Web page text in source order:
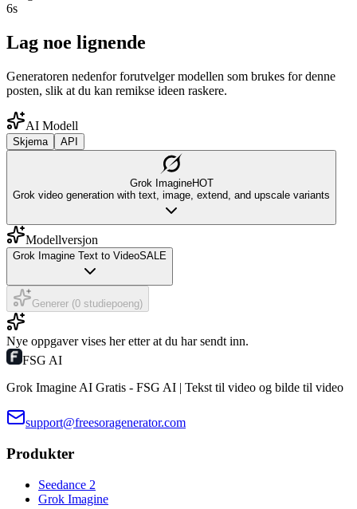
6s
Lag noe lignende
Generatoren nedenfor forutvelger modellen som brukes for denne
posten, slik at du kan remikse ideen raskere.
AI Modell
Skjema API
Grok ImagineHOT
Grok video generation with text, image, extend, and upscale variants
Modellversjon
Grok Imagine Text to VideoSALE
Generer (0 studiepoeng)
Nye oppgaver vises her etter at du har sendt inn.
FSG AI
Grok Imagine AI Gratis - FSG AI | Tekst til video og bilde til video
support@freesoragenerator.com
Produkter
Seedance 2
Grok Imagine